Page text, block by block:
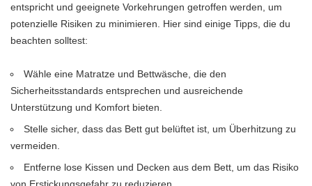
entspricht und geeignete Vorkehrungen getroffen werden, um
potenzielle Risiken zu minimieren. Hier sind einige Tipps, die du
beachten solltest:
Wähle eine Matratze und Bettwäsche, die den
Sicherheitsstandards entsprechen und ausreichende
Unterstützung und Komfort bieten.
Stelle sicher, dass das Bett gut belüftet ist, um Überhitzung zu
vermeiden.
Entferne lose Kissen und Decken aus dem Bett, um das Risiko
von Erstickungsgefahr zu reduzieren.